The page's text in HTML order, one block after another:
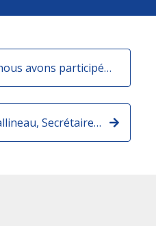
Avec Aurore Bergé, nous avons participé au salon du Bourget !
Entretien avec Anne Tallineau, Secrétaire générale de l'Office franco-allemand pour la jeunesse (OFAJ)